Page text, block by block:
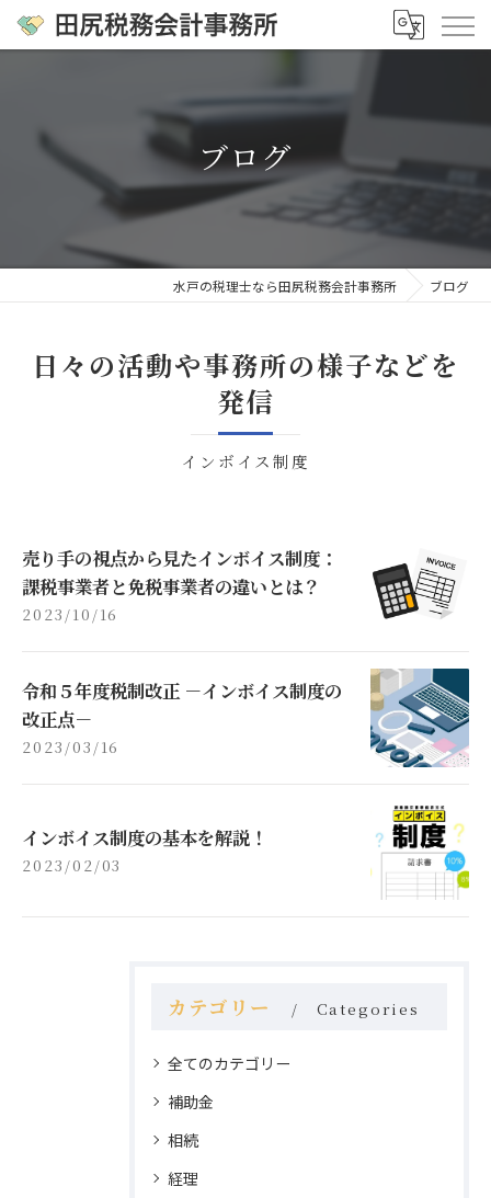
ブログ
水戸の税理士なら田尻税務会計事務所 ブログ
日々の活動や事務所の様子などを
発信
インボイス制度
売り手の視点から見たインボイス制度：
課税事業者と免税事業者の違いとは？
2023/10/16
令和５年度税制改正 －インボイス制度の
改正点－
2023/03/16
インボイス制度の基本を解説！
2023/02/03
カテゴリー Categories
全てのカテゴリー
補助金
相続
経理